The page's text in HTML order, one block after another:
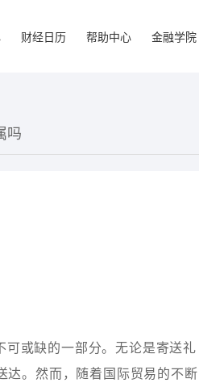
财经日历 帮助中心 金融学院
吗
或缺的一部分。无论是寄送礼
达。然而，随着国际贸易的不断